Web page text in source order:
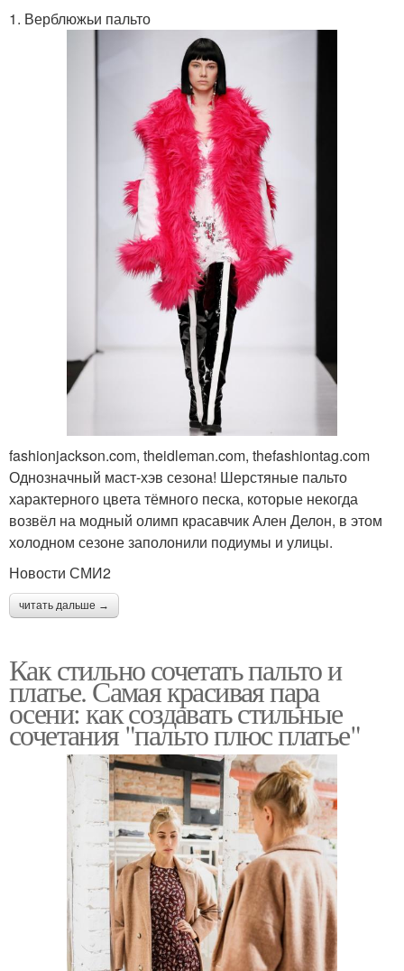
1. Верблюжьи пальто
fashionjackson.com, theidleman.com, thefashiontag.com
Однозначный маст-хэв сезона! Шерстяные пальто
характерного цвета тёмного песка, которые некогда
возвёл на модный олимп красавчик Ален Делон, в этом
холодном сезоне заполонили подиумы и улицы.
Новости СМИ2
читать дальше →
Как стильно сочетать пальто и
платье. Самая красивая пара
осени: как создавать стильные
сочетания "пальто плюс платье"